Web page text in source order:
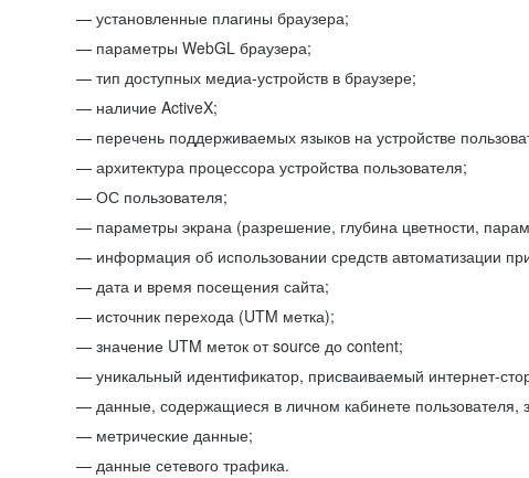
установленные плагины браузера;
параметры WebGL браузера;
тип доступных медиа-устройств в браузере;
наличие ActiveX;
перечень поддерживаемых языков на устройстве
архитектура процессора устройства пользователя;
ОС пользователя;
параметры экрана (разрешение, глубина цветности,
информация об использовании средств автоматизации
дата и время посещения сайта;
источник перехода (UTM метка);
значение UTM меток от source до content;
уникальный идентификатор, присваиваемый интернет-
данные, содержащиеся в личном кабинете пользователя,
метрические данные;
данные сетевого трафика.